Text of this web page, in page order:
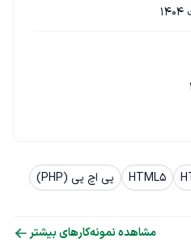
HTML5
پی اچ پی (PHP)
مشاهده نمونه‌کارهای بیشتر